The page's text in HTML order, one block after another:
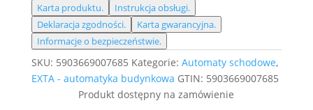
Karta produktu.
Instrukcja obsługi.
Deklaracja zgodności.
Karta gwarancyjna.
Informacje o bezpieczeństwie.
SKU: 5903669007685 Kategorie: Automaty schodowe,
EXTA - automatyka budynkowa GTIN: 5903669007685
Produkt dostępny na zamówienie